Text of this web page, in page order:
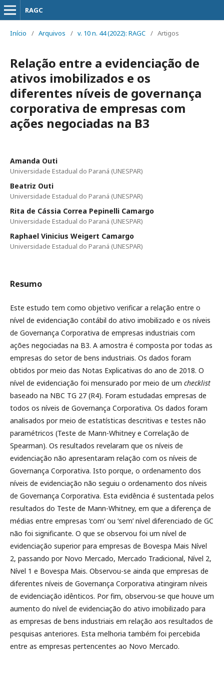
RAGC
Início / Arquivos / v. 10 n. 44 (2022): RAGC / Artigos
Relação entre a evidenciação de
ativos imobilizados e os
diferentes níveis de governança
corporativa de empresas com
ações negociadas na B3
Amanda Outi
Universidade Estadual do Paraná (UNESPAR)
Beatriz Outi
Universidade Estadual do Paraná (UNESPAR)
Rita de Cássia Correa Pepinelli Camargo
Universidade Estadual do Paraná (UNESPAR)
Raphael Vinicius Weigert Camargo
Universidade Estadual do Paraná (UNESPAR)
Resumo
Este estudo tem como objetivo verificar a relação entre o
nível de evidenciação contábil do ativo imobilizado e os níveis
de Governança Corporativa de empresas industriais com
ações negociadas na B3. A amostra é composta por todas as
empresas do setor de bens industriais. Os dados foram
obtidos por meio das Notas Explicativas do ano de 2018. O
nível de evidenciação foi mensurado por meio de um checklist
baseado na NBC TG 27 (R4). Foram estudadas empresas de
todos os níveis de Governança Corporativa. Os dados foram
analisados por meio de estatísticas descritivas e testes não
paramétricos (Teste de Mann-Whitney e Correlação de
Spearman). Os resultados revelaram que os níveis de
evidenciação não apresentaram relação com os níveis de
Governança Corporativa. Isto porque, o ordenamento dos
níveis de evidenciação não seguiu o ordenamento dos níveis
de Governança Corporativa. Esta evidência é sustentada pelos
resultados do Teste de Mann-Whitney, em que a diferença de
médias entre empresas ‘com’ ou ‘sem’ nível diferenciado de GC
não foi significante. O que se observou foi um nível de
evidenciação superior para empresas de Bovespa Mais Nível
2, passando por Novo Mercado, Mercado Tradicional, Nível 2,
Nível 1 e Bovespa Mais. Observou-se ainda que empresas de
diferentes níveis de Governança Corporativa atingiram níveis
de evidenciação idênticos. Por fim, observou-se que houve um
aumento do nível de evidenciação do ativo imobilizado para
as empresas de bens industriais em relação aos resultados de
pesquisas anteriores. Esta melhoria também foi percebida
entre as empresas pertencentes ao Novo Mercado.